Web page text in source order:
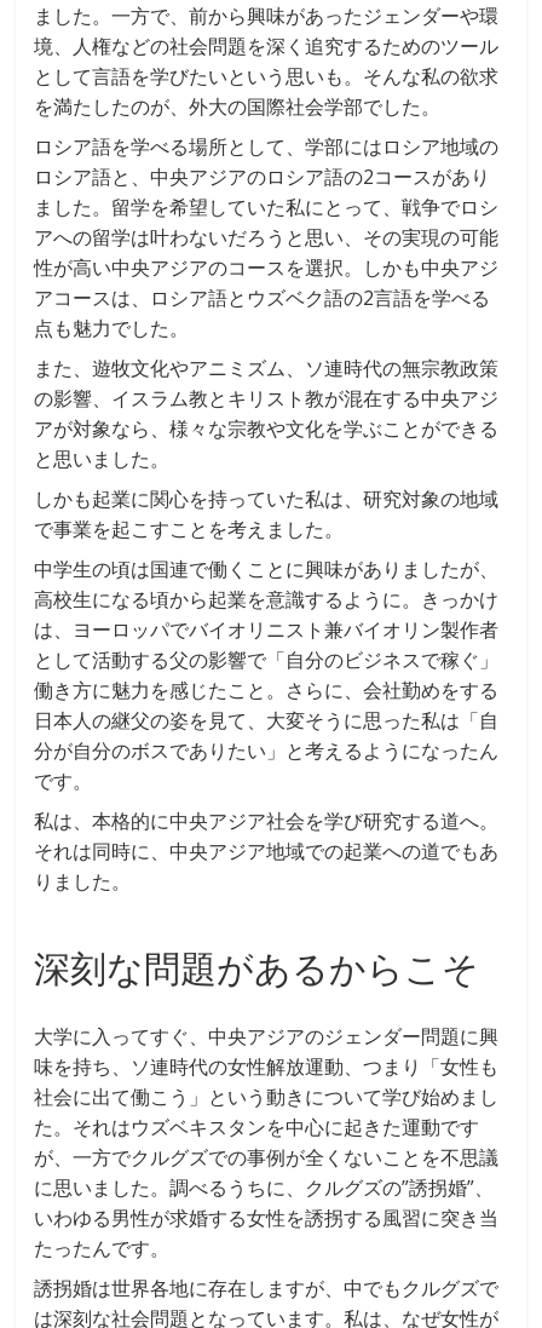
ました。一方で、前から興味があったジェンダーや環
境、人権などの社会問題を深く追究するためのツール
として言語を学びたいという思いも。そんな私の欲求
を満たしたのが、外大の国際社会学部でした。
ロシア語を学べる場所として、学部にはロシア地域の
ロシア語と、中央アジアのロシア語の2コースがあり
ました。留学を希望していた私にとって、戦争でロシ
アへの留学は叶わないだろうと思い、その実現の可能
性が高い中央アジアのコースを選択。しかも中央アジ
アコースは、ロシア語とウズベク語の2言語を学べる
点も魅力でした。
また、遊牧文化やアニミズム、ソ連時代の無宗教政策
の影響、イスラム教とキリスト教が混在する中央アジ
アが対象なら、様々な宗教や文化を学ぶことができる
と思いました。
しかも起業に関心を持っていた私は、研究対象の地域
で事業を起こすことを考えました。
中学生の頃は国連で働くことに興味がありましたが、
高校生になる頃から起業を意識するように。きっかけ
は、ヨーロッパでバイオリニスト兼バイオリン製作者
として活動する父の影響で「自分のビジネスで稼ぐ」
働き方に魅力を感じたこと。さらに、会社勤めをする
日本人の継父の姿を見て、大変そうに思った私は「自
分が自分のボスでありたい」と考えるようになったん
です。
私は、本格的に中央アジア社会を学び研究する道へ。
それは同時に、中央アジア地域での起業への道でもあ
りました。
深刻な問題があるからこそ
大学に入ってすぐ、中央アジアのジェンダー問題に興
味を持ち、ソ連時代の女性解放運動、つまり「女性も
社会に出て働こう」という動きについて学び始めまし
た。それはウズベキスタンを中心に起きた運動です
が、一方でクルグズでの事例が全くないことを不思議
に思いました。調べるうちに、クルグズの”誘拐婚”、
いわゆる男性が求婚する女性を誘拐する風習に突き当
たったんです。
誘拐婚は世界各地に存在しますが、中でもクルグズで
は深刻な社会問題となっています。私は、なぜ女性が